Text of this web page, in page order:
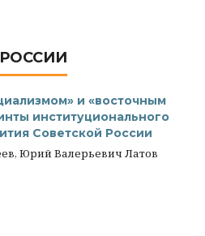
и «восточным
институционального
Советской России
Юрий Валерьевич Латов